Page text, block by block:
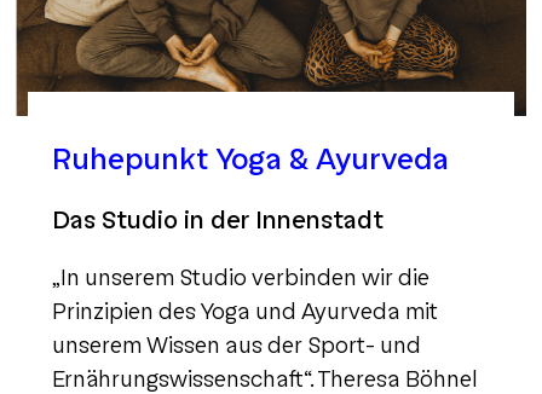
Ruhepunkt Yoga & Ayurveda
Das Studio in der Innenstadt
„In unserem Studio verbinden wir die
Prinzipien des Yoga und Ayurveda mit
unserem Wissen aus der Sport- und
Ernährungswissenschaft“. Theresa Böhnel